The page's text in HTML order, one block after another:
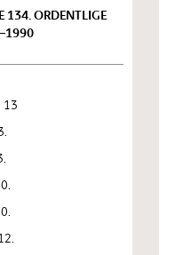
134. ORDENTLIGE
13